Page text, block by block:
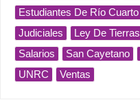
Estudiantes De Río Cuarto
Judiciales
Ley De Tierras
Salarios
San Cayetano
UNRC
Ventas